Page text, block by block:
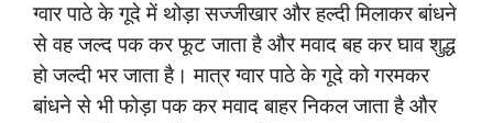
ग्वार पाठे के गूदे में थोड़ा सज्जीखार और हल्दी मिलाकर बांधने
से वह जल्द पक कर फूट जाता है और मवाद बह कर घाव शुद्ध
हो जल्दी भर जाता है। मात्र ग्वार पाठे के गूदे को गरमकर
बांधने से भी फोड़ा पक कर मवाद बाहर निकल जाता है और